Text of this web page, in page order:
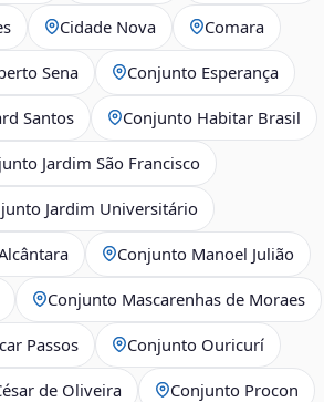
Cidade Nova Comara
Sena Conjunto Esperança
Santos Conjunto Habitar Brasil
Jardim São Francisco
Jardim Universitário
Conjunto Manoel Julião
Conjunto Mascarenhas de Moraes
Passos Conjunto Ouricurí
de Oliveira Conjunto Procon